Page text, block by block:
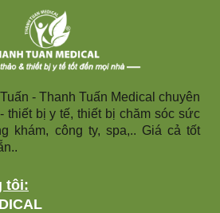
- Thanh Tuấn Medical chuyên
thiết bị y tế, thiết bị chăm sóc sức
khám, công ty, spa,.. Giá cả tốt
tôi: